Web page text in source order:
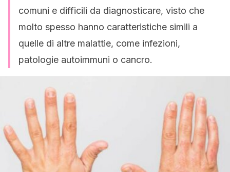
comuni e difficili da diagnosticare, visto che
molto spesso hanno caratteristiche simili a
quelle di altre malattie, come infezioni,
patologie autoimmuni o cancro.